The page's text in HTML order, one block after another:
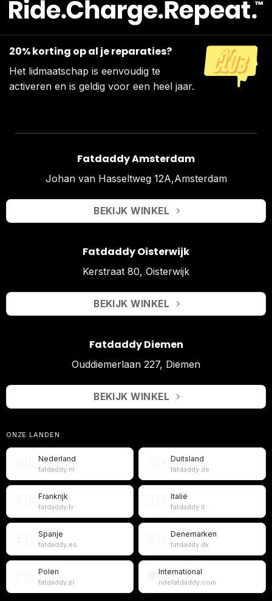
20% korting op al je reparaties?
Het lidmaatschap is eenvoudig te
activeren en is geldig voor een heel jaar.
Fatdaddy Amsterdam
Johan van Hasseltweg 12A,Amsterdam
BEKIJK WINKEL
Fatdaddy Oisterwijk
Kerstraat 80, Oisterwijk
BEKIJK WINKEL
Fatdaddy Diemen
Ouddiemerlaan 227, Diemen
BEKIJK WINKEL
ONZE LANDEN
Nederland
fatdaddy.nl
Duitsland
fatdaddy.de
Frankrijk
fatdaddy.fr
Italië
fatdaddy.it
Spanje
fatdaddy.es
Denemarken
fatdaddy.dk
Polen
fatdaddy.pl
International
ridefatdaddy.com